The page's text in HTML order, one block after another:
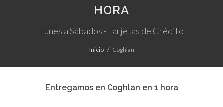
HORA
Lunes a Sábados - Tarjetas de Crédito
Inicio Coghlan
Entregamos en Coghlan en 1 hora